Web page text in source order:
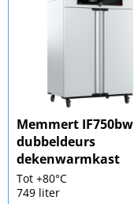
Memmert IF750bw
dubbeldeurs
dekenwarmkast
Tot +80°C
749 liter